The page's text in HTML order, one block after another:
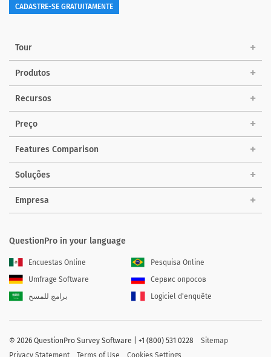
CADASTRE-SE GRATUITAMENTE
Tour
Produtos
Recursos
Preço
Features Comparison
Soluções
Empresa
QuestionPro in your language
Encuestas Online
Pesquisa Online
Umfrage Software
Сервис опросов
برامج للمسح
Logiciel d'enquête
© 2026 QuestionPro Survey Software | +1 (800) 531 0228
Sitemap
Privacy Statement
Terms of Use Cookies Settings